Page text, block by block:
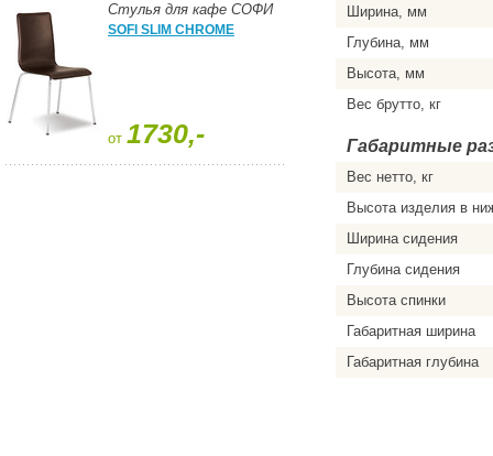
Стулья для кафе СОФИ
SOFI SLIM CHROME
от 1730,-
Ширина, мм
Глубина, мм
Высота, мм
Вес брутто, кг
Габаритные
Вес нетто, кг
Высота изделия в
Ширина сидения
Глубина сидения
Высота спинки
Габаритная ширина
Габаритная глубина